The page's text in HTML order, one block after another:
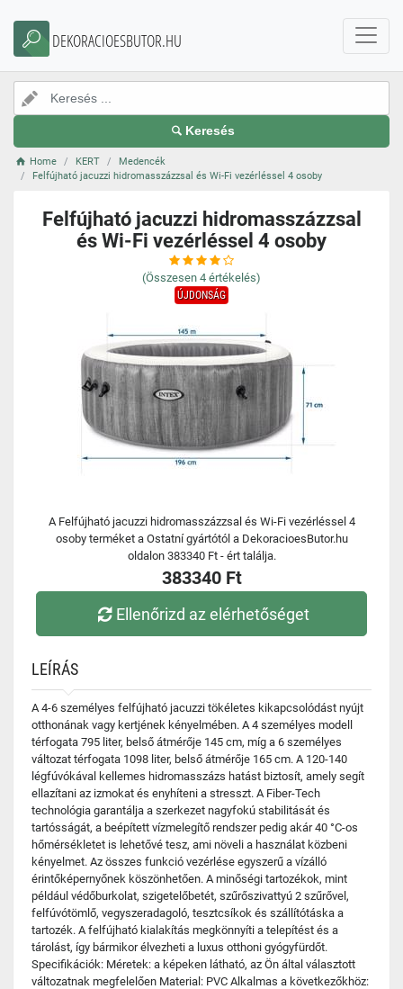
DEKORACIOESBUTOR.HU
Keresés
Home KERT
Medencék
Felfújható jacuzzi hidromasszázzsal és Wi-Fi vezérléssel 4 osoby
Felfújható jacuzzi hidromasszázzsal
és Wi-Fi vezérléssel 4 osoby
(Összesen 4 értékelés)
ÚJDONSÁG
A Felfújható jacuzzi hidromasszázzsal és Wi-Fi vezérléssel 4
osoby terméket a Ostatní gyártótól a DekoracioesButor.hu
oldalon 383340 Ft - ért találja.
383340 Ft
Ellenőrizd az elérhetőséget
LEÍRÁS
A 4-6 személyes felfújható jacuzzi tökéletes kikapcsolódást nyújt
otthonának vagy kertjének kényelmében. A 4 személyes modell
térfogata 795 liter, belső átmérője 145 cm, míg a 6 személyes
változat térfogata 1098 liter, belső átmérője 165 cm. A 120-140
légfúvókával kellemes hidromasszázs hatást biztosít, amely segít
ellazítani az izmokat és enyhíteni a stresszt. A Fiber-Tech
technológia garantálja a szerkezet nagyfokú stabilitását és
tartósságát, a beépített vízmelegítő rendszer pedig akár 40 °C-os
hőmérsékletet is lehetővé tesz, ami növeli a használat közbeni
kényelmet. Az összes funkció vezérlése egyszerű a vízálló
érintőképernyőnek köszönhetően. A minőségi tartozékok, mint
például védőburkolat, szigetelőbetét, szűrőszivattyú 2 szűrővel,
felfúvótömlő, vegyszeradagoló, tesztcsíkok és szállítótáska a
tartozék. A felfújható kialakítás megkönnyíti a telepítést és a
tárolást, így bármikor élvezheti a luxus otthoni gyógyfürdőt.
Specifikációk: Méretek: a képeken látható, az Ön által választott
változatnak megfelelően Material: PVC Alkalmas a következőkhöz: